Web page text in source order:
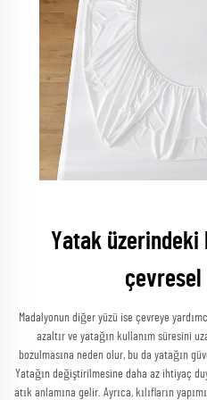
Yatak üzerindeki
Madalyonun diğer yüzü ise çevreye
azaltır ve yatağın kullanım süresini
bozulmasına neden olur, bu da yatağın
Yatağın değiştirilmesine daha az ihtiyaç
atık anlamına gelir. Ayrıca, kılıfların